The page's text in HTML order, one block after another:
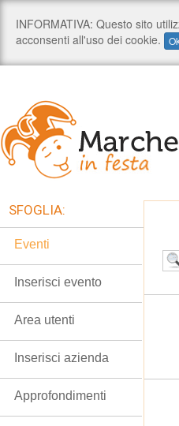
SFOGLIA:
Eventi
Inserisci evento
Area utenti
Inserisci azienda
Approfondimenti